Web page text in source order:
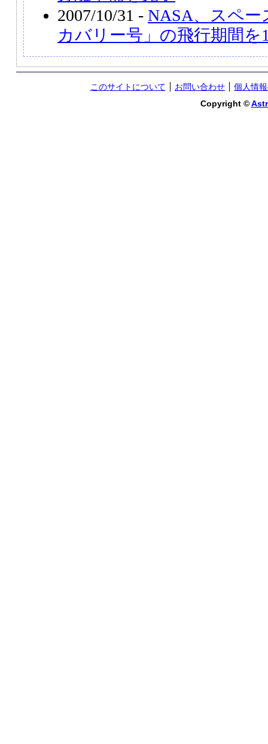
2007/10/31 - NASA、スペ
カバリー号」の飛行期間を
このサイトについて お問い合わせ
個人情
Copyright ©